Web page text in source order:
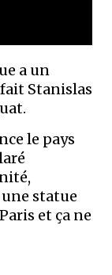
a un
Stanislas
le pays
statue
et ça ne